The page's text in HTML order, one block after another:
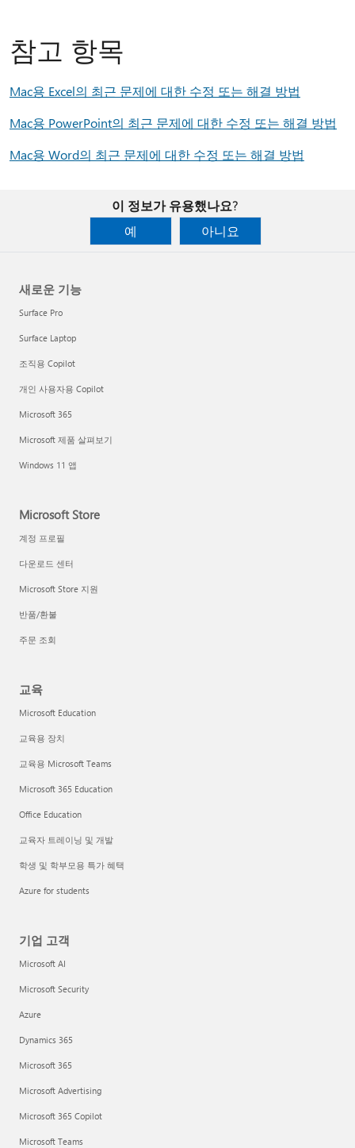
참고 항목
Mac용 Excel의 최근 문제에 대한 수정 또는 해결 방법
Mac용 PowerPoint의 최근 문제에 대한 수정 또는 해결 방법
Mac용 Word의 최근 문제에 대한 수정 또는 해결 방법
이 정보가 유용했나요?
예
아니요
새로운 기능
Surface Pro
Surface Laptop
조직용 Copilot
개인 사용자용 Copilot
Microsoft 365
Microsoft 제품 살펴보기
Windows 11 앱
Microsoft Store
계정 프로필
다운로드 센터
Microsoft Store 지원
반품/환불
주문 조회
교육
Microsoft Education
교육용 장치
교육용 Microsoft Teams
Microsoft 365 Education
Office Education
교육자 트레이닝 및 개발
학생 및 학부모용 특가 혜택
Azure for students
기업 고객
Microsoft AI
Microsoft Security
Azure
Dynamics 365
Microsoft 365
Microsoft Advertising
Microsoft 365 Copilot
Microsoft Teams